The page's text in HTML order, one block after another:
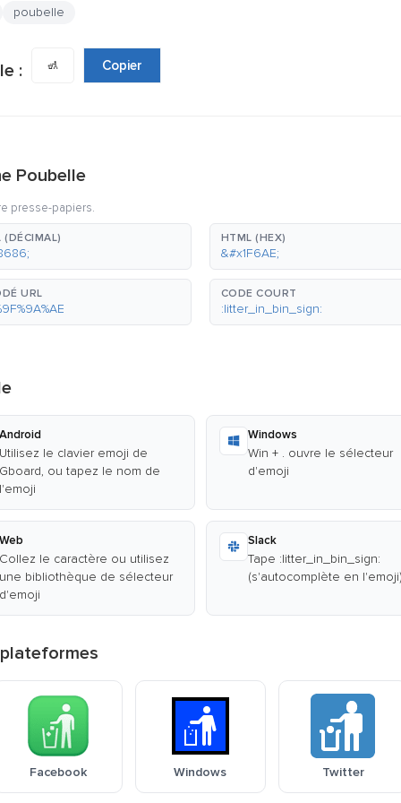
poubelle
: 🚮 Copier
Poubelle
presse-papiers.
(DÉCIMAL) HTML (HEX)
&#x1F6AE;
URL CODE COURT
:litter_in_bin_sign:
Android
Utilisez le clavier emoji de
Gboard, ou tapez le nom de
l'emoji
Windows
Win + . ouvre le sélecteur
d'emoji
Web
Collez le caractère ou utilisez
une bibliothèque de sélecteur
d'emoji
Slack
Tape :litter_in_bin_sign:
(s'autocomplète en
Facebook Windows Twitter